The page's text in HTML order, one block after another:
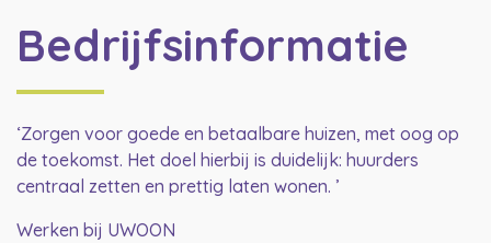
Bedrijfsinformatie
‘Zorgen voor goede en betaalbare huizen, met oog op
de toekomst. Het doel hierbij is duidelijk: huurders
centraal zetten en prettig laten wonen. ’
Werken bij UWOON